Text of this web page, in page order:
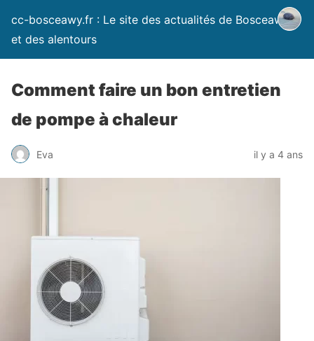
cc-bosceawy.fr : Le site des actualités de Bosceawy
et des alentours
Comment faire un bon entretien
de pompe à chaleur
Eva il y a 4 ans